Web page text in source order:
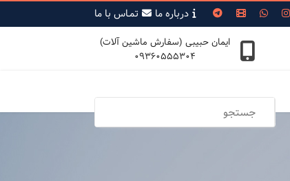
درباره ما تمـاس با ما
ایمان حبیبی (سفارش ماشین آلات)
09360555304